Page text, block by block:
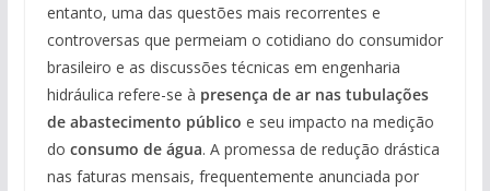
entanto, uma das questões mais recorrentes e
controversas que permeiam o cotidiano do consumidor
brasileiro e as discussões técnicas em engenharia
hidráulica refere-se à presença de ar nas tubulações
de abastecimento público e seu impacto na medição
do consumo de água. A promessa de redução drástica
nas faturas mensais, frequentemente anunciada por